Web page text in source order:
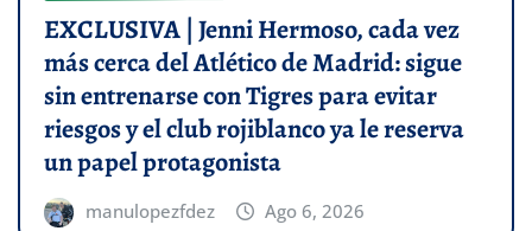
EXCLUSIVA | Jenni Hermoso, cada vez
más cerca del Atlético de Madrid: sigue
sin entrenarse con Tigres para evitar
riesgos y el club rojiblanco ya le reserva
un papel protagonista
manulopezfdez Ago 6, 2026